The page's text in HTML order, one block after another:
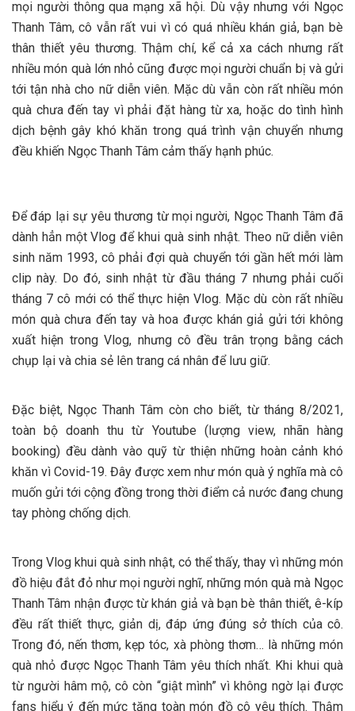
mọi người thông qua mạng xã hội. Dù vậy nhưng với Ngọc
Thanh Tâm, cô vẫn rất vui vì có quá nhiều khán giả, bạn bè
thân thiết yêu thương. Thậm chí, kể cả xa cách nhưng rất
nhiều món quà lớn nhỏ cũng được mọi người chuẩn bị và gửi
tới tận nhà cho nữ diễn viên. Mặc dù vẫn còn rất nhiều món
quà chưa đến tay vì phải đặt hàng từ xa, hoặc do tình hình
dịch bệnh gây khó khăn trong quá trình vận chuyển nhưng
đều khiến Ngọc Thanh Tâm cảm thấy hạnh phúc.
Để đáp lại sự yêu thương từ mọi người, Ngọc Thanh Tâm đã
dành hẳn một Vlog để khui quà sinh nhật. Theo nữ diễn viên
sinh năm 1993, cô phải đợi quà chuyển tới gần hết mới làm
clip này. Do đó, sinh nhật từ đầu tháng 7 nhưng phải cuối
tháng 7 cô mới có thể thực hiện Vlog. Mặc dù còn rất nhiều
món quà chưa đến tay và hoa được khán giả gửi tới không
xuất hiện trong Vlog, nhưng cô đều trân trọng bằng cách
chụp lại và chia sẻ lên trang cá nhân để lưu giữ.
Đặc biệt, Ngọc Thanh Tâm còn cho biết, từ tháng 8/2021,
toàn bộ doanh thu từ Youtube (lượng view, nhãn hàng
booking) đều dành vào quỹ từ thiện những hoàn cảnh khó
khăn vì Covid-19. Đây được xem như món quà ý nghĩa mà cô
muốn gửi tới cộng đồng trong thời điểm cả nước đang chung
tay phòng chống dịch.
Trong Vlog khui quà sinh nhật, có thể thấy, thay vì những món
đồ hiệu đắt đỏ như mọi người nghĩ, những món quà mà Ngọc
Thanh Tâm nhận được từ khán giả và bạn bè thân thiết, ê-kíp
đều rất thiết thực, giản dị, đáp ứng đúng sở thích của cô.
Trong đó, nến thơm, kẹp tóc, xà phòng thơm… là những món
quà nhỏ được Ngọc Thanh Tâm yêu thích nhất. Khi khui quà
từ người hâm mộ, cô còn “giật mình” vì không ngờ lại được
fans hiểu ý đến mức tặng toàn món đồ cô yêu thích. Thậm